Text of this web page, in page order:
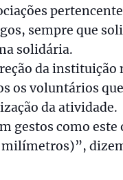
sempre que
solidária.
da instituição
os voluntários
da atividade.
gestos como
milímetros)”,